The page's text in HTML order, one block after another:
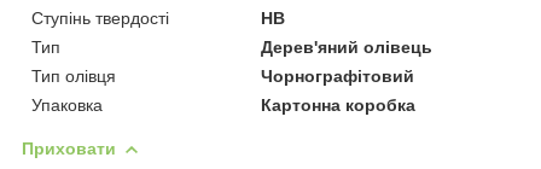
Ступінь твердості
НВ
Тип
Дерев'яний олівець
Тип олівця
Чорнографітовий
Упаковка
Картонна коробка
Приховати